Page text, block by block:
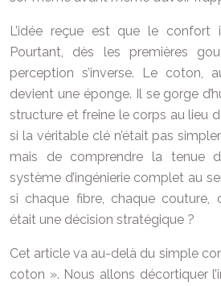
L’idée reçue est que le confort
Pourtant, dès les premières
perception s’inverse. Le coton,
devient une éponge. Il se gorge
structure et freine le corps au lieu
si la véritable clé n’était pas
mais de comprendre la tenue
système d’ingénierie complet au
si chaque fibre, chaque couture,
était une décision stratégique ?
Cet article va au-delà du simple
coton ». Nous allons décortiquer